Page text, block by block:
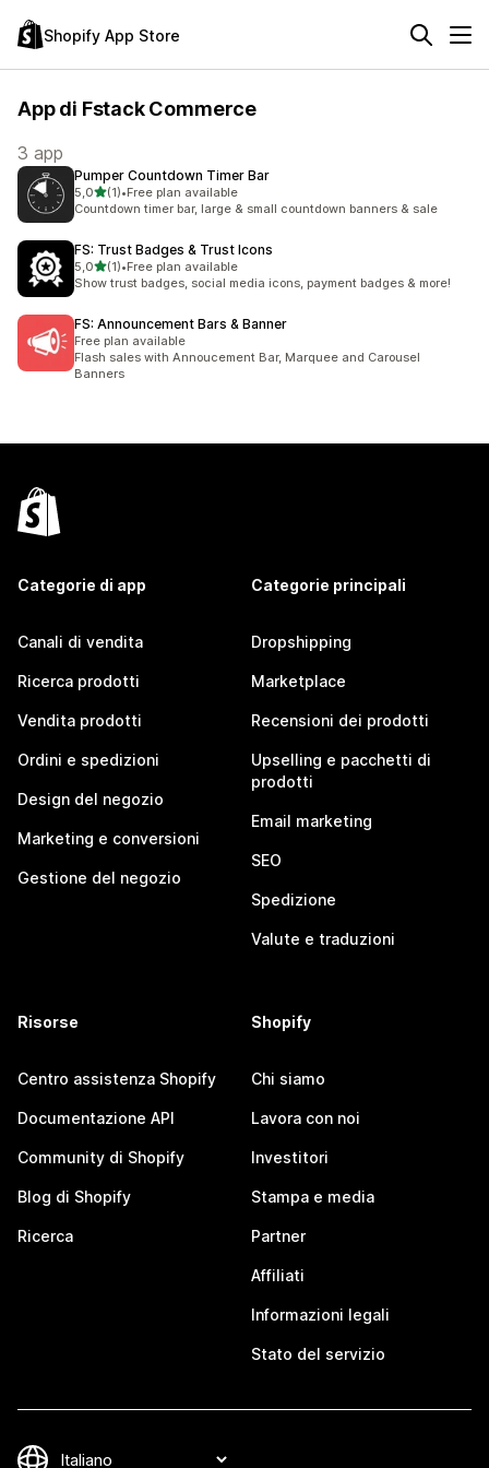
Shopify App Store
App di Fstack Commerce
3 app
Pumper Countdown Timer Bar
5,0stelle su 5
(1)
1 recensioni totali
•Free plan available
Countdown timer bar, large & small countdown banners & sale
FS: Trust Badges & Trust Icons
5,0stelle su 5
(1)
1 recensioni totali
•Free plan available
Show trust badges, social media icons, payment badges & more!
FS: Announcement Bars & Banner
Free plan available
Flash sales with Annoucement Bar, Marquee and Carousel
Banners
Categorie di app
Canali di vendita
Ricerca prodotti
Vendita prodotti
Ordini e spedizioni
Design del negozio
Marketing e conversioni
Gestione del negozio
Categorie principali
Dropshipping
Marketplace
Recensioni dei prodotti
Upselling e pacchetti di
prodotti
Email marketing
SEO
Spedizione
Valute e traduzioni
Risorse
Centro assistenza Shopify
Documentazione API
Community di Shopify
Blog di Shopify
Ricerca
Shopify
Chi siamo
Lavora con noi
Investitori
Stampa e media
Partner
Affiliati
Informazioni legali
Stato del servizio